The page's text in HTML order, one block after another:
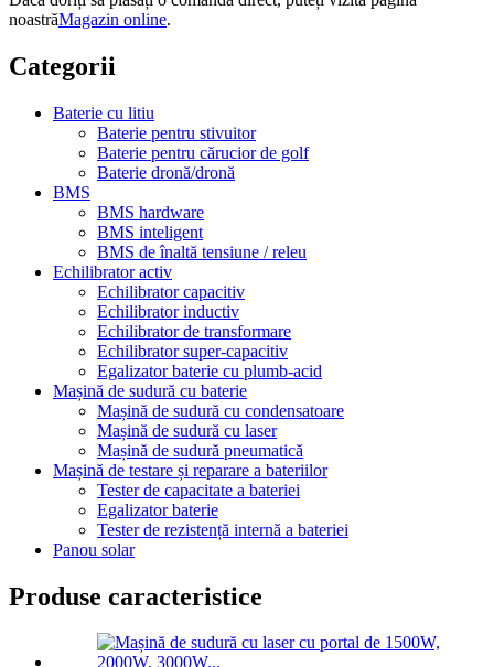
noastrăMagazin online.
Categorii
Baterie cu litiu
Baterie pentru stivuitor
Baterie pentru cărucior de golf
Baterie dronă/dronă
BMS
BMS hardware
BMS inteligent
BMS de înaltă tensiune / releu
Echilibrator activ
Echilibrator capacitiv
Echilibrator inductiv
Echilibrator de transformare
Echilibrator super-capacitiv
Egalizator baterie cu plumb-acid
Mașină de sudură cu baterie
Mașină de sudură cu condensatoare
Mașină de sudură cu laser
Mașină de sudură pneumatică
Mașină de testare și reparare a bateriilor
Tester de capacitate a bateriei
Egalizator baterie
Tester de rezistență internă a bateriei
Panou solar
Produse caracteristice